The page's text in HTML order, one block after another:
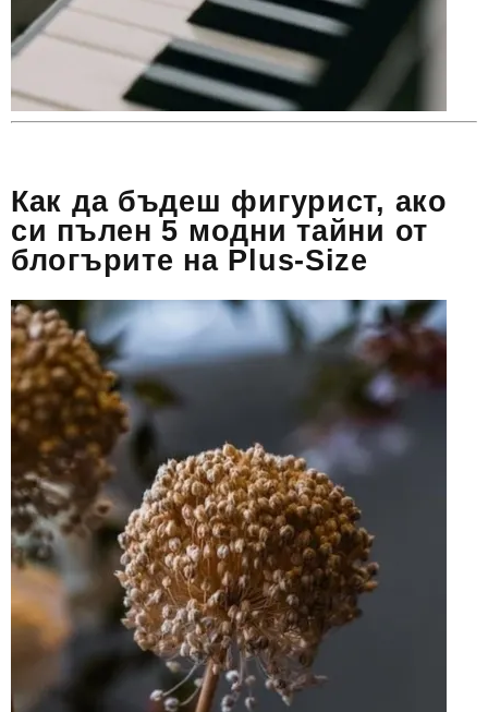
Как да бъдеш фигурист, ако
си пълен 5 модни тайни от
блогърите на Plus-Size